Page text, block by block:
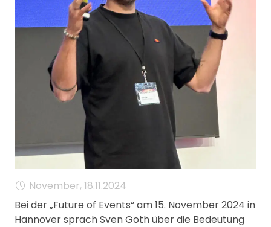
MANAGEMENT
FAQ
November, 18.11.2024
Bei der „Future of Events“ am 15. November 2024 in
Hannover sprach Sven Göth über die Bedeutung